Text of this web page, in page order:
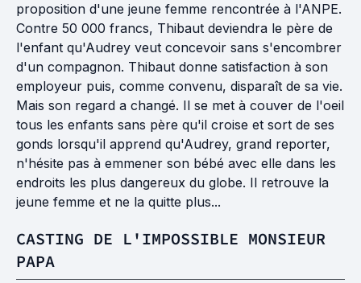
proposition d'une jeune femme rencontrée à l'ANPE.
Contre 50 000 francs, Thibaut deviendra le père de
l'enfant qu'Audrey veut concevoir sans s'encombrer
d'un compagnon. Thibaut donne satisfaction à son
employeur puis, comme convenu, disparaît de sa vie.
Mais son regard a changé. Il se met à couver de l'oeil
tous les enfants sans père qu'il croise et sort de ses
gonds lorsqu'il apprend qu'Audrey, grand reporter,
n'hésite pas à emmener son bébé avec elle dans les
endroits les plus dangereux du globe. Il retrouve la
jeune femme et ne la quitte plus...
CASTING DE L'IMPOSSIBLE MONSIEUR
PAPA